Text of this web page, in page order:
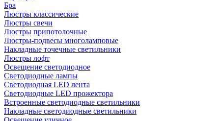
Бра
Люстры классические
Люстры свечи
Люстры припотолочные
Люстры-подвесы многоламповые
Накладные точечные светильники
Люстры лофт
Освещение светодиодное
Светодиодные лампы
Светодиодная LED лента
Светодиодные LED прожектора
Встроенные светодиодные светильники
Накладные светодиодные светильники